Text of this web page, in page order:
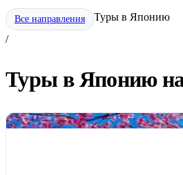
Все направления
/
Туры в Японию
Туры в Японию